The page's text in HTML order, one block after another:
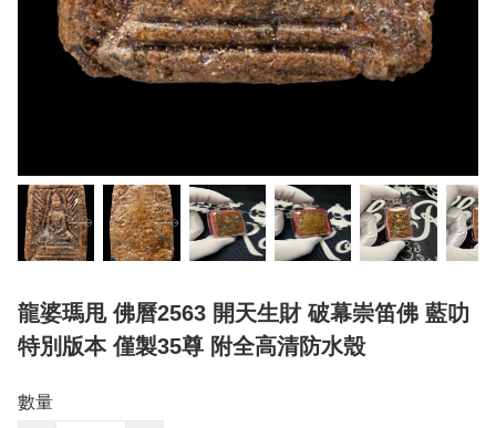
龍婆瑪甩 佛曆2563 開天生財 破幕崇笛佛 藍叻
特別版本 僅製35尊 附全高清防水殼
數量